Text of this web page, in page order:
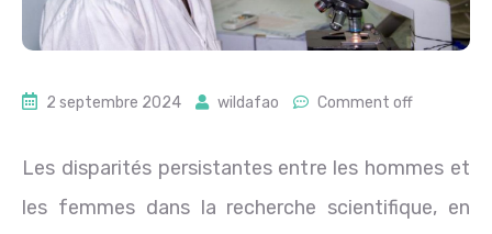
2 septembre 2024 wildafao Comment off
Les disparités persistantes entre les hommes et
les femmes dans la recherche scientifique, en